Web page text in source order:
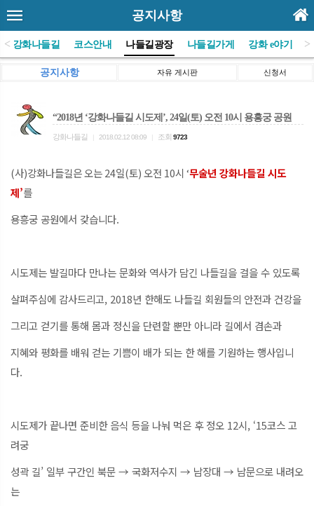
공지사항
<)강화나들길 코스안내 나들길광장 나들길가게 강화 e야기 >
공지사항 자유 게시판 신청서
“2018년 ‘강화나들길 시도제’, 24일(토) 오전 10시 용흥궁 공원
강화나들길 2018.02.12 08:09 조회 9723
(사)강화나들길은 오는 24일(토) 오전 10시 ‘무술년 강화나들길 시도
제’를
용흥궁 공원에서 갖습니다.
시도제는 발길마다 만나는 문화와 역사가 담긴 나들길을 걸을 수 있도록
살펴주심에 감사드리고, 2018년 한해도 나들길 회원들의 안전과 건강을
그리고 걷기를 통해 몸과 정신을 단련할 뿐만 아니라 길에서 겸손과
지혜와 평화를 배워 걷는 기쁨이 배가 되는 한 해를 기원하는 행사입니
다.
시도제가 끝나면 준비한 음식 등을 나눠 먹은 후 정오 12시, ‘15코스 고
려궁
성곽 길’ 일부 구간인 북문 → 국화저수지 → 남장대 → 남문으로 내려오
는